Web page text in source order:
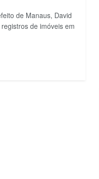
de Manaus, David
de imóveis em